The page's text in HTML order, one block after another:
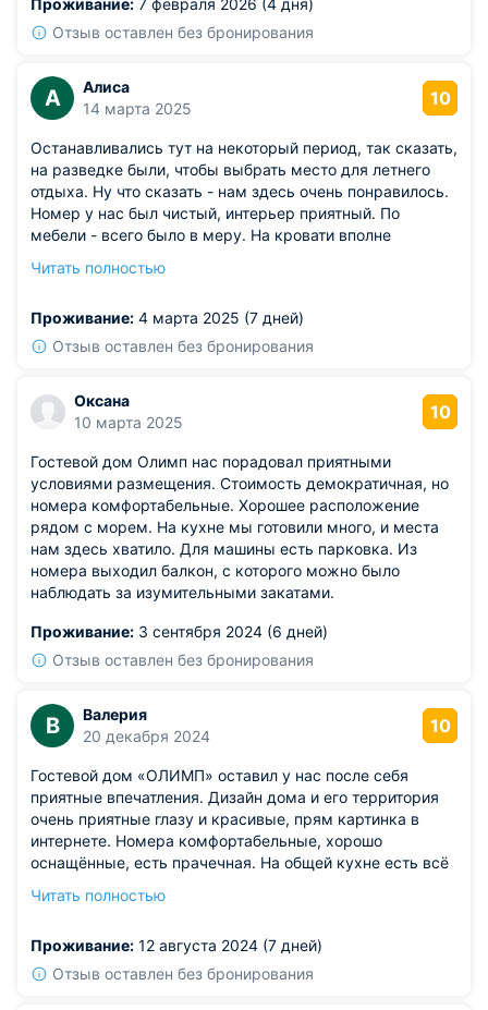
Проживание: 7 февраля 2026 (4 дня)
Отзыв оставлен без бронирования
А
Алиса
14 марта 2025
10
Останавливались тут на некоторый период, так сказать,
на разведке были, чтобы выбрать место для летнего
отдыха. Ну что сказать - нам здесь очень понравилось.
Номер у нас был чистый, интерьер приятный. По
мебели - всего было в меру. На кровати вполне
чистое. Была кухня, поэтому пару раз готовили
кафе. Итог: решили больше не рассматривать никакие
места, летом приедем сюда однозначно.
Читать полностью
Проживание: 4 марта 2025 (7 дней)
Отзыв оставлен без бронирования
Оксана
10 марта 2025
10
Гостевой дом Олимп нас порадовал приятными
условиями размещения. Стоимость демократичная, но
номера комфортабельные. Хорошее расположение
рядом с морем. На кухне мы готовили много, и места
нам здесь хватило. Для машины есть парковка. Из
номера выходил балкон, с которого можно было
наблюдать за изумительными закатами.
Проживание: 3 сентября 2024 (6 дней)
Отзыв оставлен без бронирования
В
Валерия
20 декабря 2024
10
Гостевой дом «ОЛИМП» оставил у нас после себя
приятные впечатления. Дизайн дома и его территория
очень приятные глазу и красивые, прям картинка в
интернете. Номера комфортабельные, хорошо
оснащённые, есть прачечная. На общей кухне есть всё
мы очень активно пользовались мангалом, когда если
бассейне под солнышком.
Читать полностью
Проживание: 12 августа 2024 (7 дней)
Отзыв оставлен без бронирования